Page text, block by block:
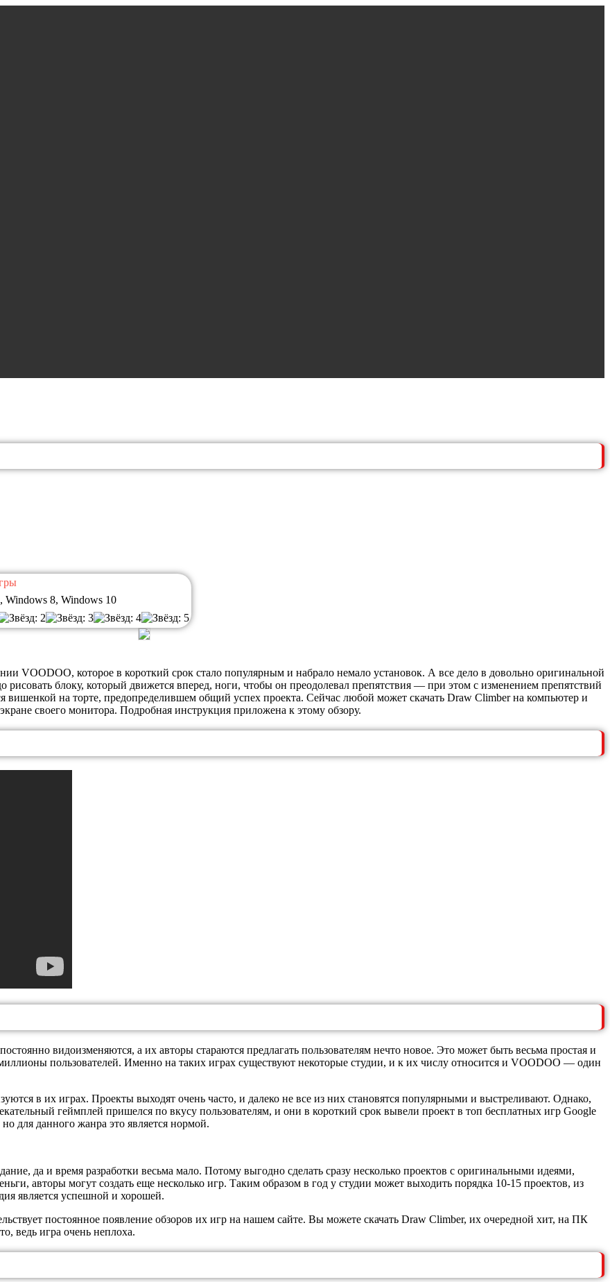
Windows 8, Windows 10
VOODOO, которое в короткий срок стало популярным и набрало немало установок. А все дело в довольно оригинальной
рисовать блоку, который движется вперед, ноги, чтобы он преодолевал препятствия — при этом с изменением препятствий
вишенкой на торте, предопределившем общий успех проекта. Сейчас любой может скачать Draw Climber на компьютер и
своего монитора. Подробная инструкция приложена к этому обзору.
видоизменяются, а их авторы стараются предлагать пользователям нечто новое. Это может быть весьма простая и
пользователей. Именно на таких играх существуют некоторые студии, и к их числу относится и VOODOO — один
в их играх. Проекты выходят очень часто, и далеко не все из них становятся популярными и выстреливают. Однако,
геймплей пришелся по вкусу пользователям, и они в короткий срок вывели проект в топ бесплатных игр Google
для данного жанра это является нормой.
да и время разработки весьма мало. Потому выгодно сделать сразу несколько проектов с оригинальными идеями,
авторы могут создать еще несколько игр. Таким образом в год у студии может выходить порядка 10-15 проектов, из
является успешной и хорошей.
постоянное появление обзоров их игр на нашем сайте. Вы можете скачать Draw Climber, их очередной хит, на ПК
ведь игра очень неплоха.